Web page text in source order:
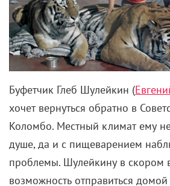
Буфетчик Глеб Шулейкин (
хочет вернуться обратно в
Коломбо. Местный климат ему
душе, да и с пищеварением
проблемы. Шулейкину в скором
возможность отправиться домой
«Евгений Онегин»как раз
борт партию хищников для
Только вот буфетчику нужно